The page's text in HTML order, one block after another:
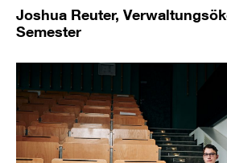
Joshua Reuter,
Semester